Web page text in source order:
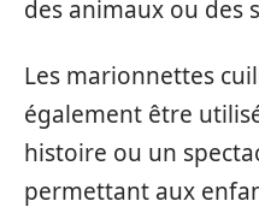
des animaux ou des
Les marionnettes
également être
histoire ou un
permettant aux